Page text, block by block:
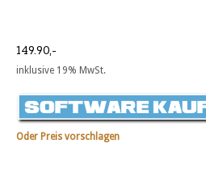
149.90,-
inklusive 19% MwSt.
Oder Preis vorschlagen